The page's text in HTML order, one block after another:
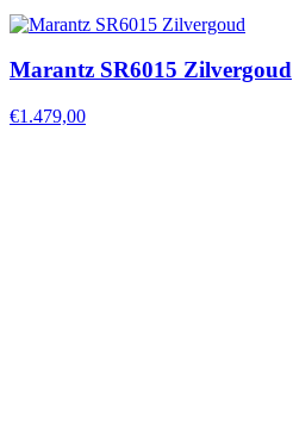
Marantz SR6015 Zilvergoud
€1.479,00